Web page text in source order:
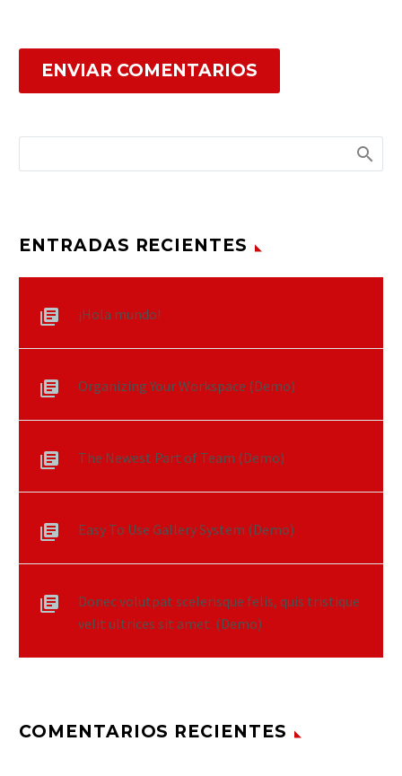
ENVIAR COMENTARIOS
ENTRADAS RECIENTES
¡Hola mundo!
Organizing Your Workspace (Demo)
The Newest Part of Team (Demo)
Easy To Use Gallery System (Demo)
Donec volutpat scelerisque felis, quis tristique
velit ultrices sit amet. (Demo)
COMENTARIOS RECIENTES